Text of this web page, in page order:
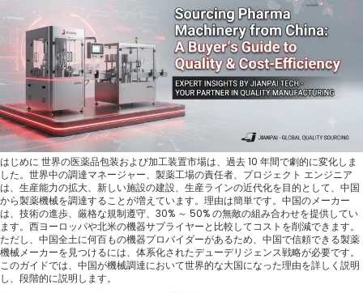
はじめに 世界の医薬品包装および加工装置市場は、過去 10 年間で劇的に変化しま
した。世界中の調達マネージャー、製薬工場の責任者、プロジェクト エンジニア
は、生産能力の拡大、新しい施設の建設、生産ラインの近代化を目的として、中国
から製薬機械を調達することが増えています。理由は簡単です。中国のメーカー
は、技術の進歩、厳格な規制遵守、30% ～ 50% の無敵の組み合わせを提供してい
ます。西ヨーロッパや北米の機器サプライヤーと比較してコストを削減できます。
ただし、中国全土に何百もの機器プロバイダーがあるため、中国で信頼できる製薬
機械メーカーを見つけるには、体系化されたデューデリジェンス戦略が必要です。
このガイドでは、中国が機械調達において世界的な大国になった理由を詳しく説明
し、段階的に説明します。